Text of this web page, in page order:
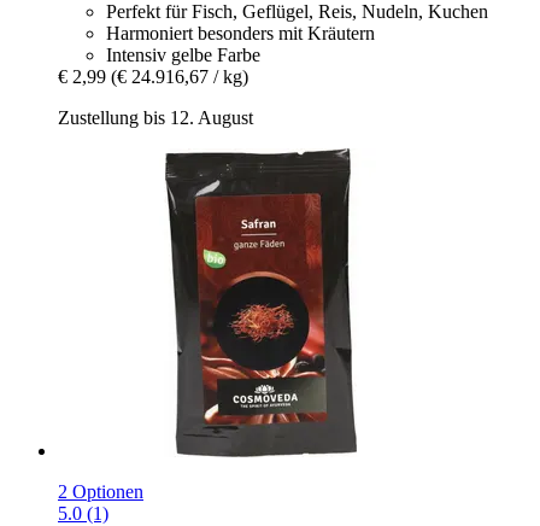
Perfekt für Fisch, Geflügel, Reis, Nudeln, Kuchen
Harmoniert besonders mit Kräutern
Intensiv gelbe Farbe
€ 2,99 (€ 24.916,67 / kg)
Zustellung bis 12. August
2 Optionen
5.0 (1)